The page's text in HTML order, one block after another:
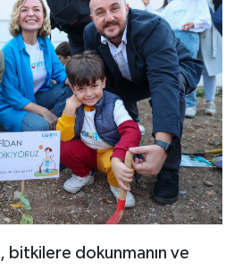
bitkilere dokunmanın ve